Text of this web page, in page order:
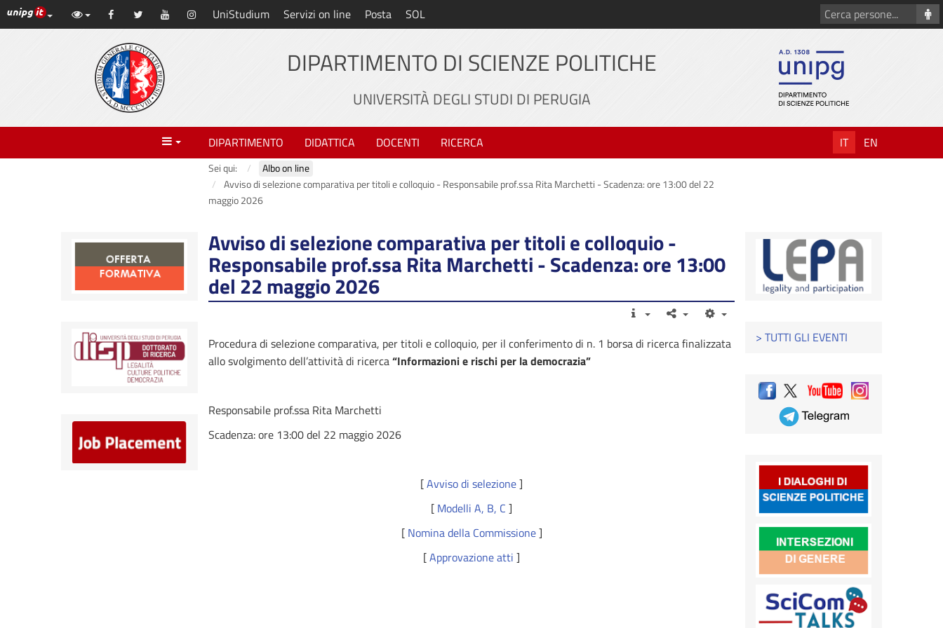
Vai
al
Link ai principali servizi web di Ateneo
Facebook Twitter YouTube Instagram
UniStudium Servizi on line Posta SOL
Cerca
persone
DIPARTIMENTO DI SCIENZE POLITICHE
UNIVERSITÀ DEGLI STUDI DI PERUGIA
Menu DIPARTIMENTO DIDATTICA DOCENTI RICERCA IT EN
Sei qui:
Albo on line
Avviso di selezione comparativa per titoli e colloquio - Responsabile prof.ssa Rita Marchetti - Scadenza: ore 13:00 del 22
maggio 2026
Avviso di selezione comparativa per titoli e colloquio -
Responsabile prof.ssa Rita Marchetti - Scadenza: ore 13:00
del 22 maggio 2026
Procedura di selezione comparativa, per titoli e colloquio, per il conferimento di n. 1 borsa di ricerca finalizzata
allo svolgimento dell’attività di ricerca“Informazioni e rischi per la democrazia”
Responsabile prof.ssa Rita Marchetti
Scadenza: ore 13:00 del 22 maggio 2026
[Avviso di selezione]
[ Modelli A, B, C ]
[ Nomina della Commissione]
[Approvazione atti ]
> TUTTI GLI EVENTI